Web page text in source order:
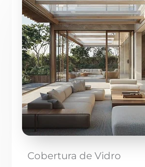
Cobertura de Vidro